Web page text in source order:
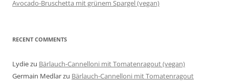
Avocado-Bruschetta mit grünem Spargel (vegan)
RECENT COMMENTS
Lydiezu Bärlauch-Cannelloni mit Tomatenragout (vegan)
Germain Medlarzu Bärlauch-Cannelloni mit Tomatenragout